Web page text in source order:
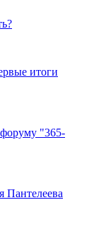
итоги
форуму "365-
Пантелеева